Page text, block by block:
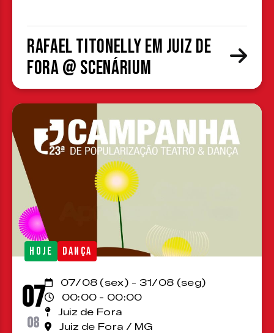
Rafael Titonelly em Juiz de
Fora @ Scenárium
HOJE DANÇA
07
08
07/08 (sex) - 31/08 (seg)
00:00 - 00:00
Juiz de Fora
Juiz de Fora / MG